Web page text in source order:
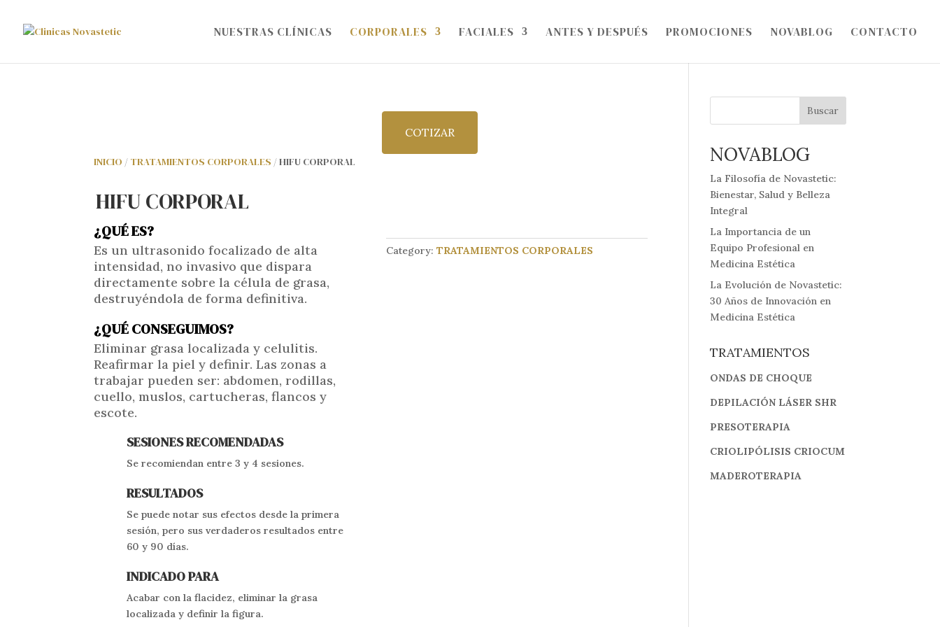
NUESTRAS CLÍNICAS CORPORALES FACIALES ANTES Y DESPUÉS PROMOCIONES NOVABLOG CONTACTO
COTIZAR
INICIO / TRATAMIENTOS CORPORALES / HIFU CORPORAL
HIFU CORPORAL
¿QUÉ ES?
Es un ultrasonido focalizado de alta
intensidad, no invasivo que dispara
directamente sobre la célula de grasa,
destruyéndola de forma definitiva.
¿QUÉ CONSEGUIMOS?
Eliminar grasa localizada y celulitis.
Reafirmar la piel y definir. Las zonas a
trabajar pueden ser: abdomen, rodillas,
cuello, muslos, cartucheras, flancos y
escote.
SESIONES RECOMENDADAS
Se recomiendan entre 3 y 4 sesiones.
RESULTADOS
Se puede notar sus efectos desde la primera
sesión, pero sus verdaderos resultados entre
60 y 90 días.
INDICADO PARA
Acabar con la flacidez, eliminar la grasa
localizada y definir la figura.
Category: TRATAMIENTOS CORPORALES
Buscar
NOVABLOG
La Filosofía de Novastetic:
Bienestar, Salud y Belleza
Integral
La Importancia de un
Equipo Profesional en
Medicina Estética
La Evolución de Novastetic:
30 Años de Innovación en
Medicina Estética
TRATAMIENTOS
ONDAS DE CHOQUE
DEPILACIÓN LÁSER SHR
PRESOTERAPIA
CRIOLIPÓLISIS CRIOCUM
MADEROTERAPIA